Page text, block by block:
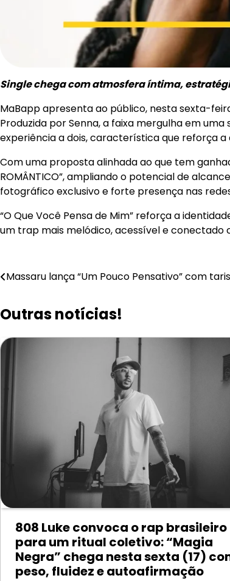
Single chega com atmosfera íntima,
MaBapp apresenta ao público, nesta sexta-
Produzida por Senna, a faixa mergulha em
experiência a dois, característica que reforça
Com uma proposta alinhada ao que tem
ROMÂNTICO”, ampliando o potencial de
fotográfico exclusivo e forte presença nas
“O Que Você Pensa de Mim” reforça a
um trap mais melódico, acessível e
Navegação
Post
Massaru lança “Um Pouco Pensativo” com
Outras notícias!
808 Luke convoca o rap brasileiro
para um ritual coletivo: “Magia
Negra” chega nesta sexta (17)
peso, fluidez e autoafirmação